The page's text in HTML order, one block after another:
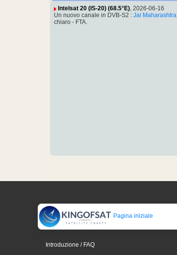
Intelsat 20 (IS-20) (68.5°E), 2026-06-16
Un nuovo canale in DVB-S2 : Jai Maharashtra
chiaro - FTA.
Pagina iniziale
Introduzione / FAQ